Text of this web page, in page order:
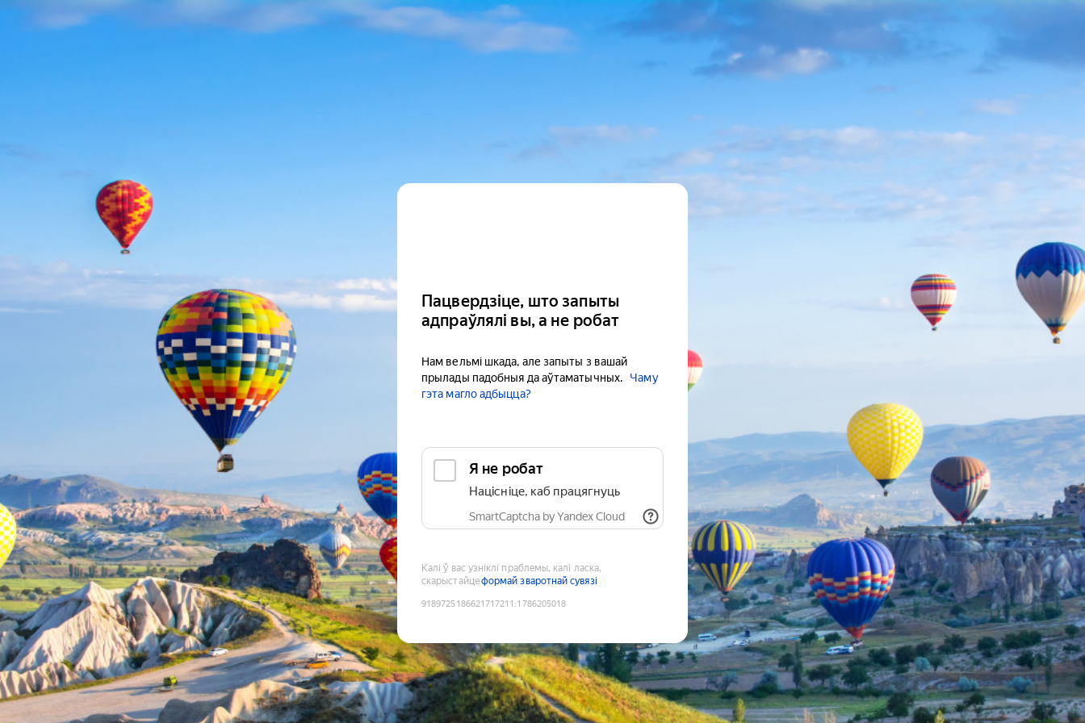
Пацвердзіце, што запыты
адпраўлялі вы, а не робат
Нам вельмі шкада, але запыты з вашай
прылады падобныя да аўтаматычных.
Чаму
гэта магло адбыцца?
Я не робат
Націсніце, каб працягнуць
SmartCaptcha by Yandex Cloud
Калі ў вас узніклі праблемы, калі ласка,
скарыстайцеформай зваротнай сувязі
9189725186621717211 :1786205018